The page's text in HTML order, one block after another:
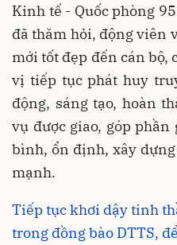
Kinh tế - Quốc phòng
đã thăm hỏi, động viên
mới tốt đẹp đến cán
vị tiếp tục phát huy
động, sáng tạo, hoàn
vụ được giao, góp
bình, ổn định, xây
mạnh.
Tiếp tục khơi dậy tinh
trong đồng bào DTTS,